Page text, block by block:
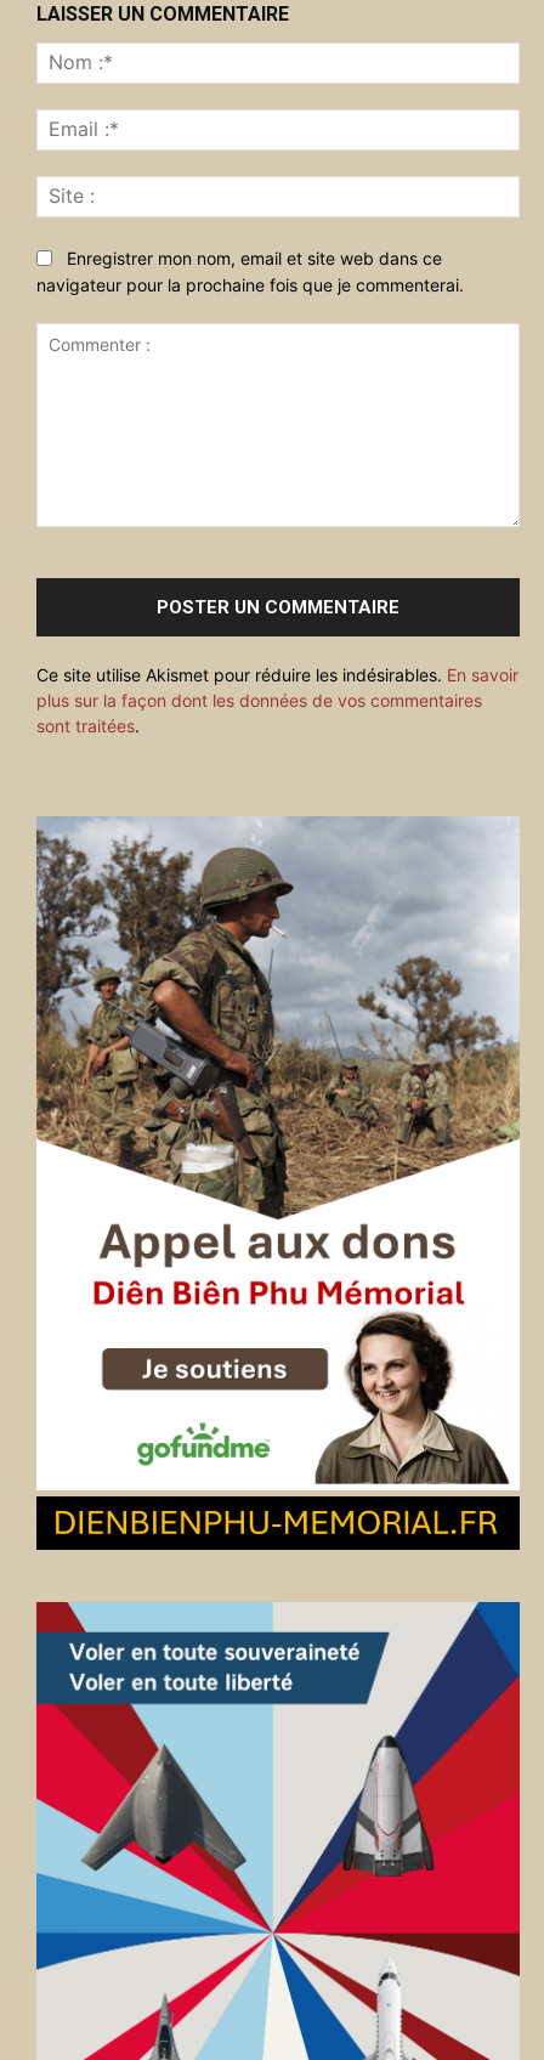
LAISSER UN COMMENTAIRE
:*
:*
:
Enregistrer mon nom, email et site web dans ce
navigateur pour la prochaine fois que je commenterai.
Ce site utilise Akismet pour réduire les indésirables. En savoir
plus sur la façon dont les données de vos commentaires
sont traitées.